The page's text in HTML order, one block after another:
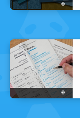
©
©